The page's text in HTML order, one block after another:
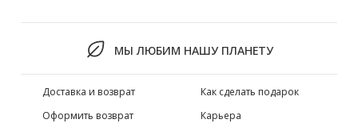
МЫ ЛЮБИМ НАШУ ПЛАНЕТУ
Доставка и возврат
Оформить возврат
Как сделать подарок
Карьера